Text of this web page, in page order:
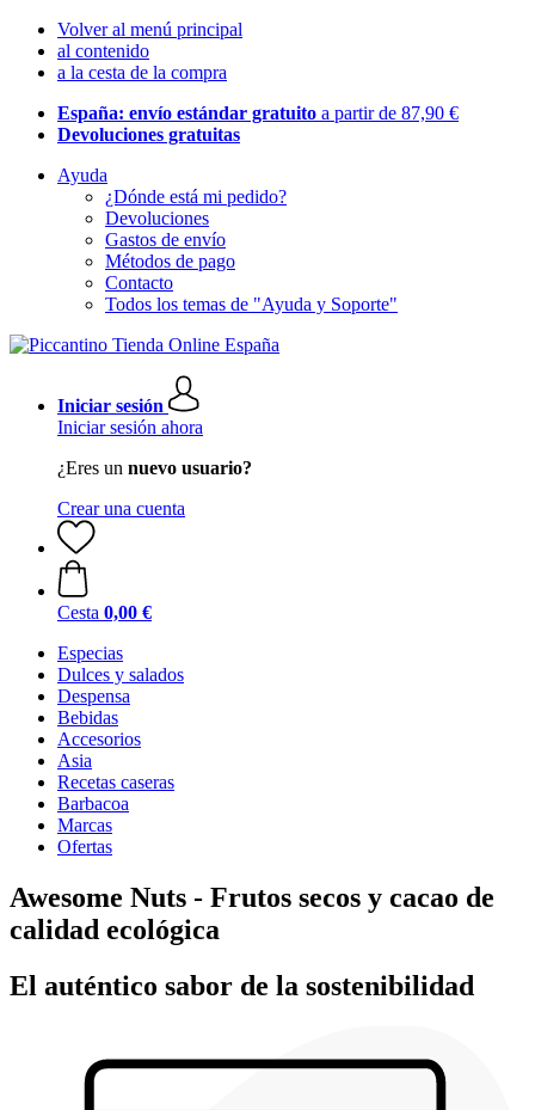
Volver al menú principal
al contenido
a la cesta de la compra
España: envío estándar gratuito a partir de 87,90 €
Devoluciones gratuitas
Ayuda
¿Dónde está mi pedido?
Devoluciones
Gastos de envío
Métodos de pago
Contacto
Todos los temas de "Ayuda y Soporte"
Iniciar sesión
Iniciar sesión ahora
¿Eres un nuevo usuario?
Crear una cuenta
Cesta 0,00 €
Especias
Dulces y salados
Despensa
Bebidas
Accesorios
Asia
Recetas caseras
Barbacoa
Marcas
Ofertas
Awesome Nuts - Frutos secos y cacao de
calidad ecológica
El auténtico sabor de la sostenibilidad